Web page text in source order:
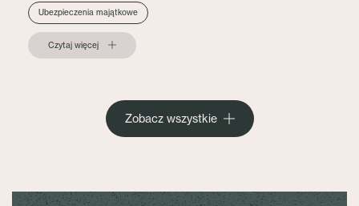
Ubezpieczenia majątkowe
Czytaj więcej
Zobacz wszystkie